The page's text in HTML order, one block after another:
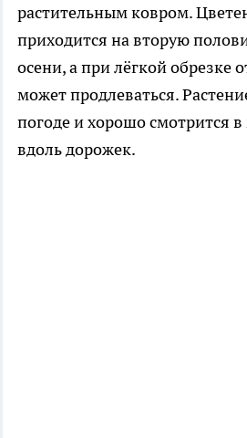
растительным ковром.
приходится на вторую
осени, а при лёгкой обрезке
может продлеваться.
погоде и хорошо смотрится
вдоль дорожек.